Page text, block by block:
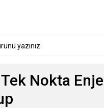
Nokta